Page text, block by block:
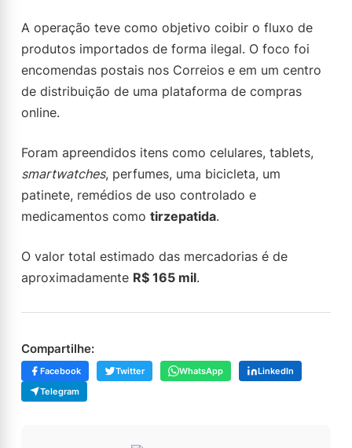
A operação teve como objetivo coibir o fluxo de
produtos importados de forma ilegal. O foco foi
encomendas postais nos Correios e em um centro
de distribuição de uma plataforma de compras
online.
Foram apreendidos itens como celulares, tablets,
smartwatches, perfumes, uma bicicleta, um
patinete, remédios de uso controlado e
medicamentos como tirzepatida.
O valor total estimado das mercadorias é de
aproximadamente R$ 165 mil.
Compartilhe:
Facebook Twitter WhatsApp
LinkedIn
Telegram